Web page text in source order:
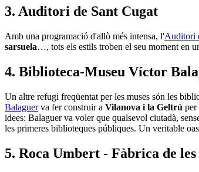
3. Auditori de Sant Cugat
Amb una programació d'allò més intensa, l'Auditori
sarsuela…, tots els estils troben el seu moment en
4. Biblioteca-Museu Víctor
Un altre refugi freqüentat per les muses són les
Balaguerva fer construir a Vilanova i la Geltrú per
idees: Balaguer va voler que qualsevol ciutadà,
les primeres biblioteques públiques. Un veritable
5. Roca Umbert - Fàbrica de